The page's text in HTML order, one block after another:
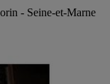
- Seine-et-Marne